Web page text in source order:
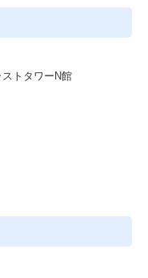
トタワーN館